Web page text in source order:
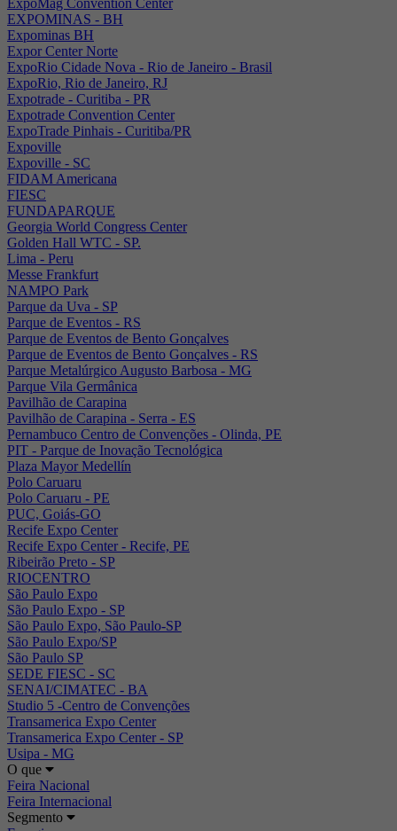
EXPOMINAS - BH
Expominas BH
Expor Center Norte
ExpoRio Cidade Nova - Rio de Janeiro - Brasil
ExpoRio, Rio de Janeiro, RJ
Expotrade - Curitiba - PR
Expotrade Convention Center
ExpoTrade Pinhais - Curitiba/PR
Expoville
Expoville - SC
FIDAM Americana
FIESC
FUNDAPARQUE
Georgia World Congress Center
Golden Hall WTC - SP.
Lima - Peru
Messe Frankfurt
NAMPO Park
Parque da Uva - SP
Parque de Eventos - RS
Parque de Eventos de Bento Gonçalves
Parque de Eventos de Bento Gonçalves - RS
Parque Metalúrgico Augusto Barbosa - MG
Parque Vila Germânica
Pavilhão de Carapina
Pavilhão de Carapina - Serra - ES
Pernambuco Centro de Convenções - Olinda, PE
PIT - Parque de Inovação Tecnológica
Plaza Mayor Medellín
Polo Caruaru
Polo Caruaru - PE
PUC, Goiás-GO
Recife Expo Center
Recife Expo Center - Recife, PE
Ribeirão Preto - SP
RIOCENTRO
São Paulo Expo
São Paulo Expo - SP
São Paulo Expo, São Paulo-SP
São Paulo Expo/SP
São Paulo SP
SEDE FIESC - SC
SENAI/CIMATEC - BA
Studio 5 -Centro de Convenções
Transamerica Expo Center
Transamerica Expo Center - SP
Usipa - MG
O que
Feira Nacional
Feira Internacional
Segmento